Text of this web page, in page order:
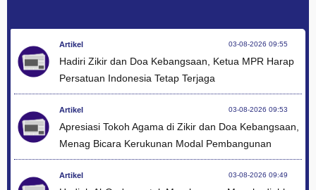
Artikel 03-08-2026 09:55
Hadiri Zikir dan Doa Kebangsaan, Ketua MPR Harap
Persatuan Indonesia Tetap Terjaga
Artikel 03-08-2026 09:53
Apresiasi Tokoh Agama di Zikir dan Doa Kebangsaan,
Menag Bicara Kerukunan Modal Pembangunan
Artikel 03-08-2026 09:49